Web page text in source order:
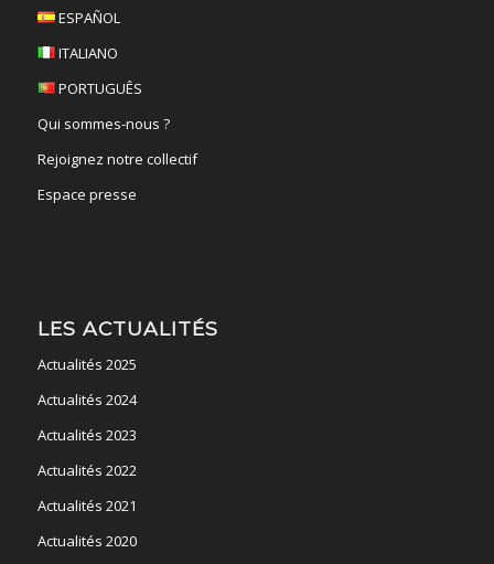
ESPAÑOL
ITALIANO
PORTUGUÊS
Qui sommes-nous ?
Rejoignez notre collectif
Espace presse
LES ACTUALITÉS
Actualités 2025
Actualités 2024
Actualités 2023
Actualités 2022
Actualités 2021
Actualités 2020